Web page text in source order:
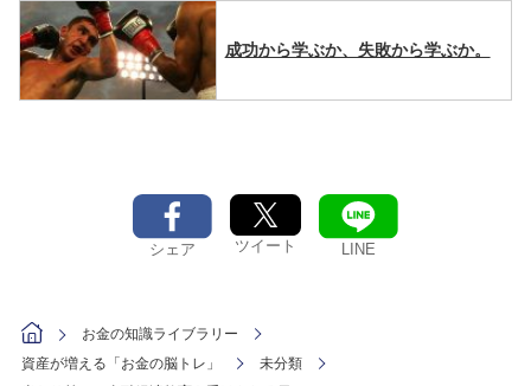
成功から学ぶか、失敗から学ぶか。
シェア ツイート LINE
お金の知識ライブラリー
資産が増える「お金の脳トレ」
未分類